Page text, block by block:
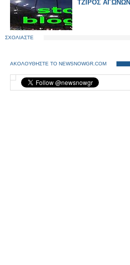
ΤΖΙΡΟΣ ΑΓΩΝΩΝ
ΣΧΟΛΙΑΣΤΕ
ΑΚΟΛΟΥΘΗΣΤΕ ΤΟ NEWSNOWGR.COM